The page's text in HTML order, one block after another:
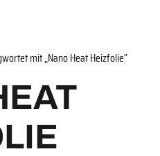
mit „Nano Heat Heizfolie“